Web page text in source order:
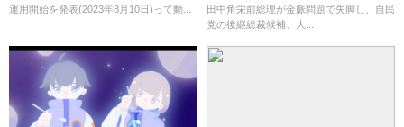
運用開始を発表(2023年8月10日)って動...
田中角栄前総理が金脈問題で失脚し、自民
党の後継総裁候補、大...